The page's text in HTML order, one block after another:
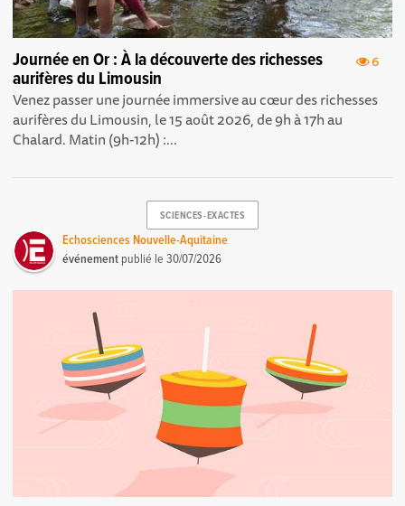
6
Journée en Or : À la découverte des richesses
aurifères du Limousin
Venez passer une journée immersive au cœur des richesses
aurifères du Limousin, le 15 août 2026, de 9h à 17h au
Chalard. Matin (9h-12h) :...
SCIENCES-EXACTES
Echosciences Nouvelle-Aquitaine
événement publié le30/07/2026